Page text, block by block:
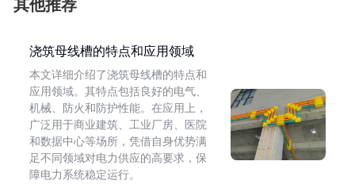
其他推荐
浇筑母线槽的特点和应用领域
本文详细介绍了浇筑母线槽的特点和
应用领域。其特点包括良好的电气、
机械、防火和防护性能。在应用上，
广泛用于商业建筑、工业厂房、医院
和数据中心等场所，凭借自身优势满
足不同领域对电力供应的高要求，保
障电力系统稳定运行。